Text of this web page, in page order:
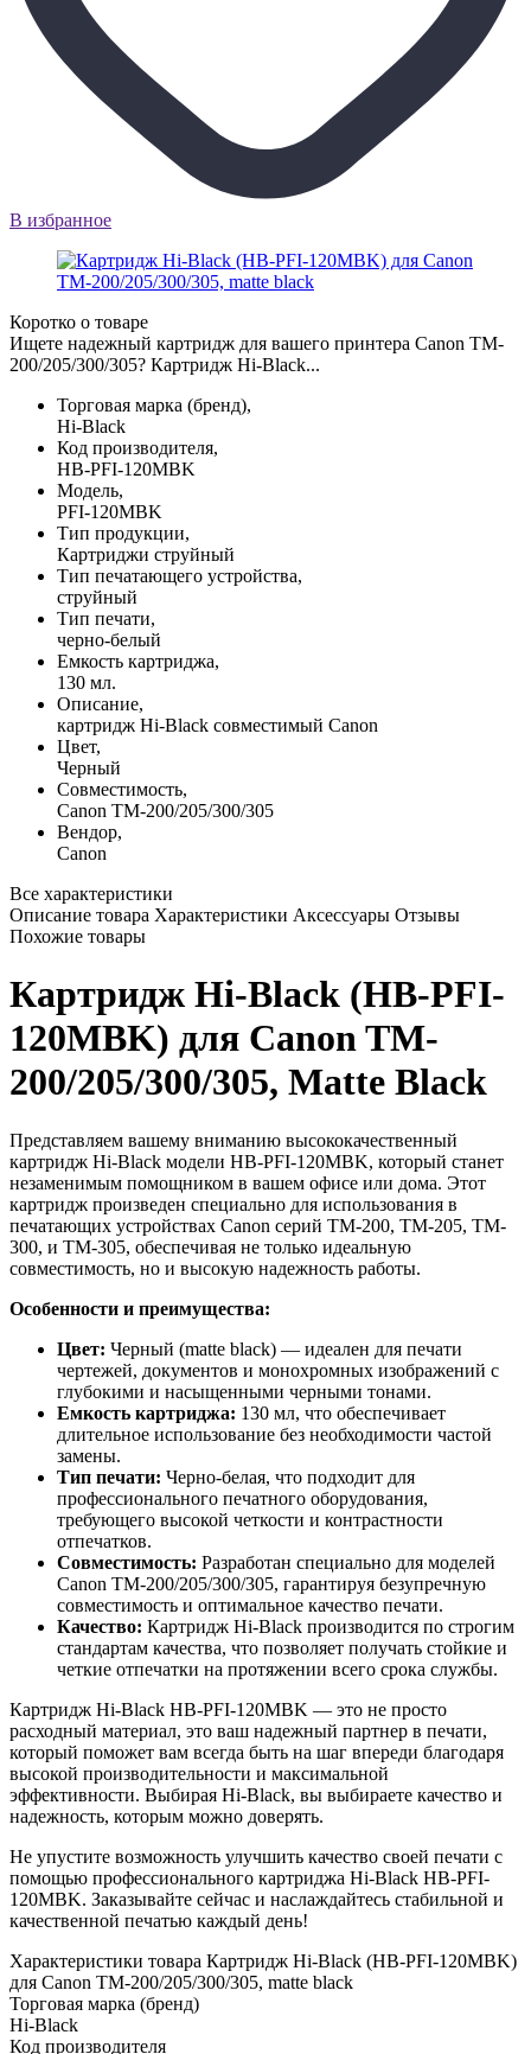
В избранное
Коротко о товаре
Ищете надежный картридж для вашего принтера Canon TM-
200/205/300/305? Картридж Hi-Black...
Торговая марка (бренд),
Hi-Black
Код производителя,
HB-PFI-120MBK
Модель,
PFI-120MBK
Тип продукции,
Картриджи струйный
Тип печатающего устройства,
струйный
Тип печати,
черно-белый
Емкость картриджа,
130 мл.
Описание,
картридж Hi-Black совместимый Canon
Цвет,
Черный
Совместимость,
Canon TM-200/205/300/305
Вендор,
Canon
Все характеристики
Описание товара Характеристики Аксессуары Отзывы
Похожие товары
Картридж Hi-Black (HB-PFI-
120MBK) для Canon TM-
200/205/300/305, Matte Black
Представляем вашему вниманию высококачественный
картридж Hi-Black модели HB-PFI-120MBK, который станет
незаменимым помощником в вашем офисе или дома. Этот
картридж произведен специально для использования в
печатающих устройствах Canon серий TM-200, TM-205, TM-
300, и TM-305, обеспечивая не только идеальную
совместимость, но и высокую надежность работы.
Особенности и преимущества:
Цвет: Черный (matte black) — идеален для печати
чертежей, документов и монохромных изображений с
глубокими и насыщенными черными тонами.
Емкость картриджа: 130 мл, что обеспечивает
длительное использование без необходимости частой
замены.
Тип печати: Черно-белая, что подходит для
профессионального печатного оборудования,
требующего высокой четкости и контрастности
отпечатков.
Совместимость: Разработан специально для моделей
Canon TM-200/205/300/305, гарантируя безупречную
совместимость и оптимальное качество печати.
Качество: Картридж Hi-Black производится по строгим
стандартам качества, что позволяет получать стойкие и
четкие отпечатки на протяжении всего срока службы.
Картридж Hi-Black HB-PFI-120MBK — это не просто
расходный материал, это ваш надежный партнер в печати,
который поможет вам всегда быть на шаг впереди благодаря
высокой производительности и максимальной
эффективности. Выбирая Hi-Black, вы выбираете качество и
надежность, которым можно доверять.
Не упустите возможность улучшить качество своей печати с
помощью профессионального картриджа Hi-Black HB-PFI-
120MBK. Заказывайте сейчас и наслаждайтесь стабильной и
качественной печатью каждый день!
Характеристики товара Картридж Hi-Black (HB-PFI-120MBK)
для Canon TM-200/205/300/305, matte black
Торговая марка (бренд)
Hi-Black
Код производителя